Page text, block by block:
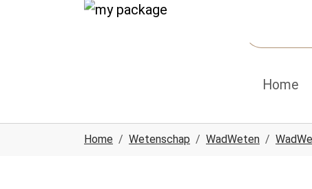
Spring naar hoofd-inhoud
Skip to page footer
Home
Home Wetenschap WadWeten